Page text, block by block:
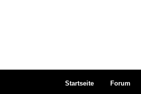
Startseite Forum